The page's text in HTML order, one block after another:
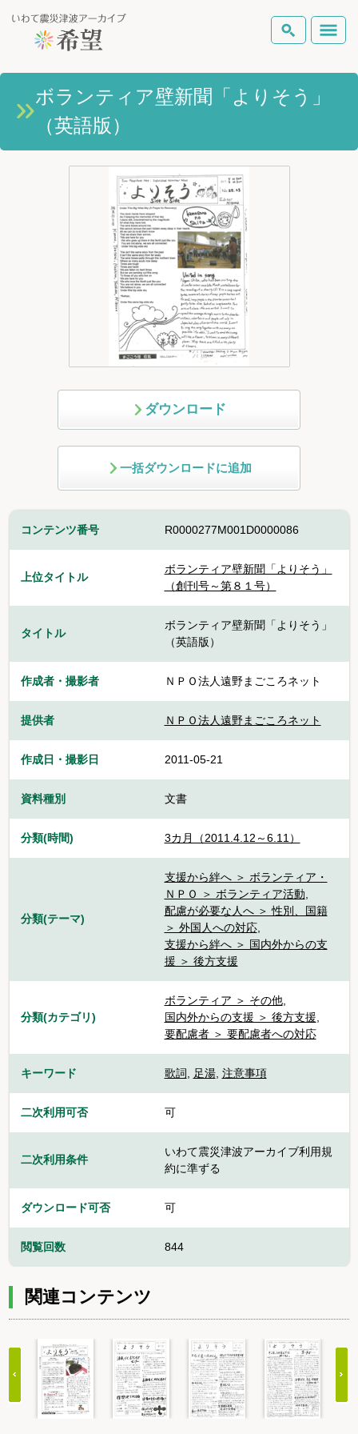
いわて震災津波アーカイブとは
岩手県の被害状況
ピックアップコンテンツ
Foreign Laguage
ボランティア壁新聞「よりそう」
（英語版）
ダウンロード
一括ダウンロードに追加
コンテンツ番号 R0000277M001D0000086
上位タイトル
ボランティア壁新聞「よりそう」
（創刊号～第８１号）
タイトル
ボランティア壁新聞「よりそう」
（英語版）
作成者・撮影者 ＮＰＯ法人遠野まごころネット
提供者 ＮＰＯ法人遠野まごころネット
作成日・撮影日 2011-05-21
資料種別 文書
分類(時間) 3カ月（2011.4.12～6.11）
分類(テーマ)
支援から絆へ ＞ ボランティア・
ＮＰＯ ＞ ボランティア活動,
配慮が必要な人へ ＞ 性別、国籍
＞ 外国人への対応,
支援から絆へ ＞ 国内外からの支
援 ＞ 後方支援
分類(カテゴリ)
ボランティア ＞ その他,
国内外からの支援 ＞ 後方支援,
要配慮者 ＞ 要配慮者への対応
キーワード 歌詞, 足湯, 注意事項
二次利用可否 可
二次利用条件
いわて震災津波アーカイブ利用規
約に準ずる
ダウンロード可否 可
閲覧回数 844
関連コンテンツ